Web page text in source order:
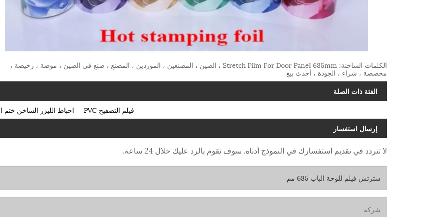
الكلمات الساخنة: Stretch Film For Door Panel 685mm ، الصين ، المصنعين ، الموردين ، المصنع ، صنع في الصين ، موضة ، رخيصة ،
مخصصة ، شراء ، الجودة ، أحدث بيع
الفئة ذات الصلة
احباط الليزر الساخن ختم
فيلم التصفيح PVC
إرسال استفسار
لا تتردد في تقديم استفسارك في النموذج أدناه. سوف نقوم بالرد عليك خلال 24 ساعة.